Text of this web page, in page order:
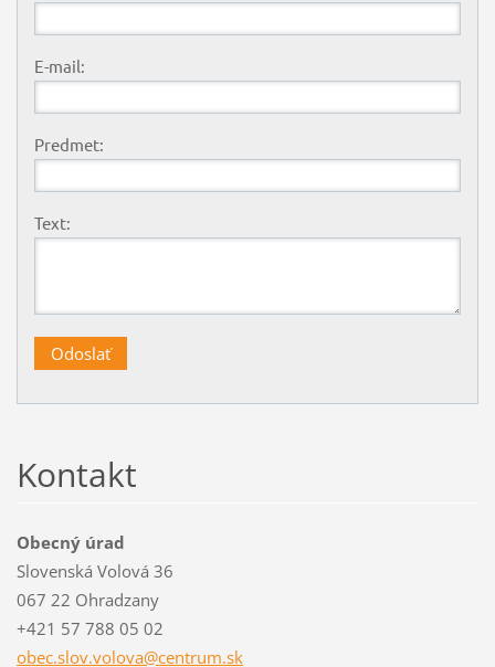
E-mail:
Predmet:
Text:
Kontakt
Obecný úrad
Slovenská Volová 36
067 22 Ohradzany
+421 57 788 05 02
obec.slov.volova@centrum.sk